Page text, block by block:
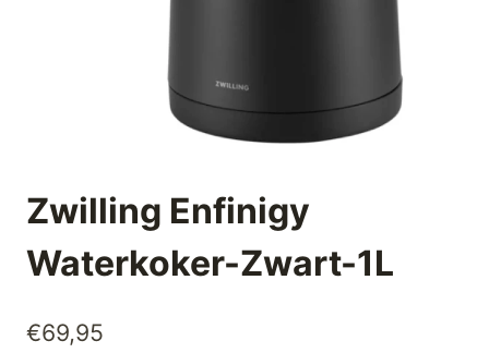
Zwilling Enfinigy
Waterkoker-Zwart-1L
€69,95